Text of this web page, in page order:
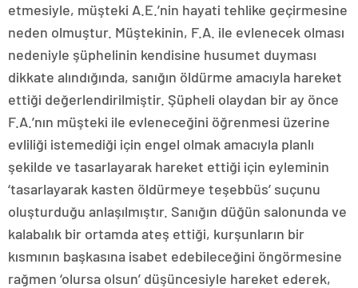
etmesiyle, müşteki A.E.’nin hayati tehlike geçirmesine
neden olmuştur. Müştekinin, F.A. ile evlenecek olması
nedeniyle şüphelinin kendisine husumet duyması
dikkate alındığında, sanığın öldürme amacıyla hareket
ettiği değerlendirilmiştir. Şüpheli olaydan bir ay önce
F.A.’nın müşteki ile evleneceğini öğrenmesi üzerine
evliliği istemediği için engel olmak amacıyla planlı
şekilde ve tasarlayarak hareket ettiği için eyleminin
‘tasarlayarak kasten öldürmeye teşebbüs’ suçunu
oluşturduğu anlaşılmıştır. Sanığın düğün salonunda ve
kalabalık bir ortamda ateş ettiği, kurşunların bir
kısmının başkasına isabet edebileceğini öngörmesine
rağmen ‘olursa olsun’ düşüncesiyle hareket ederek,